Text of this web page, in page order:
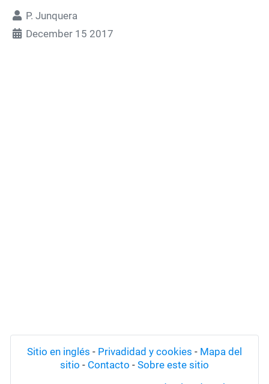
P. Junquera
December 15 2017
Sitio en inglés - Privadidad y cookies - Mapa del
sitio - Contacto - Sobre este sitio